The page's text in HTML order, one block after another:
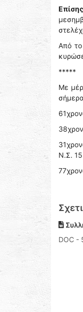
Από το
*****
Με
Ν.Σ. 15
DOC -